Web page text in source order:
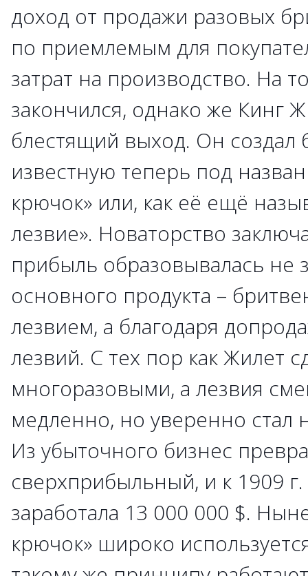
доход от продажи разовых
по приемлемым для
затрат на производство. На
закончился, однако же Кинг
блестящий выход. Он создал
известную теперь под
крючок» или, как её ещё
лезвие». Новаторство
прибыль образовывалась не
основного продукта –
лезвием, а благодаря
лезвий. С тех пор как Жилет
многоразовыми, а лезвия
медленно, но уверенно стал
Из убыточного бизнес
сверхприбыльный, и к 1909
заработала 13 000 000 $.
крючок» широко